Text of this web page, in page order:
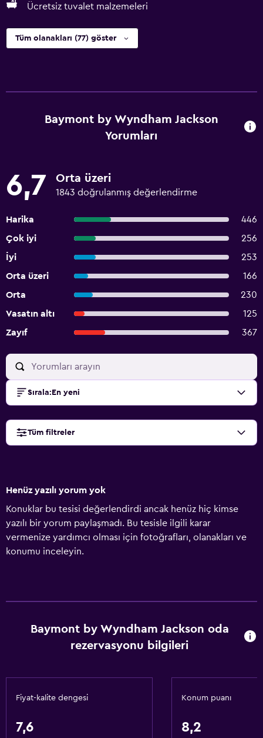
Ücretsiz tuvalet malzemeleri
Tüm olanakları (77) göster
Baymont by Wyndham Jackson
Yorumları
6,7 Orta üzeri
1843 doğrulanmış değerlendirme
Harika
446
Çok iyi
256
İyi
253
Orta üzeri
166
Orta
230
Vasatın altı
125
Zayıf
367
Sırala: En yeni
Tüm filtreler
Henüz yazılı yorum yok
Konuklar bu tesisi değerlendirdi ancak henüz hiç kimse
yazılı bir yorum paylaşmadı. Bu tesisle ilgili karar
vermenize yardımcı olması için fotoğrafları, olanakları ve
konumu inceleyin.
Baymont by Wyndham Jackson oda
rezervasyonu bilgileri
Fiyat-kalite dengesi
7,6
Konum puanı
8,2